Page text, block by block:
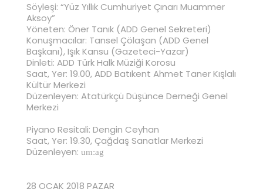
Söyleşi: “Yüz Yıllık Cumhuriyet Çınarı Muammer
Aksoy”
Yöneten: Öner Tanık (ADD Genel Sekreteri)
Konuşmacılar: Tansel Çölaşan (ADD Genel
Başkanı), Işık Kansu (Gazeteci-Yazar)
Dinleti: ADD Türk Halk Müziği Korosu
Saat, Yer: 19.00, ADD Batıkent Ahmet Taner Kışlalı
Kültür Merkezi
Düzenleyen: Atatürkçü Düşünce Derneği Genel
Merkezi
Piyano Resitali: Dengin Ceyhan
Saat, Yer: 19.30, Çağdaş Sanatlar Merkezi
Düzenleyen: um:ag
28 OCAK 2018 PAZAR